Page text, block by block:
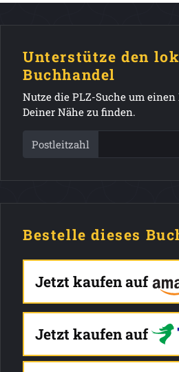
Unterstütze den
Buchhandel
Nutze die PLZ-Suche um
Deiner Nähe zu finden.
Postleitzahl
Bestelle dieses
Jetzt kaufen auf
Jetzt kaufen auf